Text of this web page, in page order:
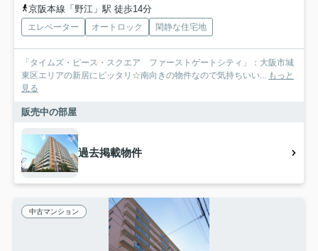
京阪本線「野江」駅 徒歩14分
エレベーター オートロック 閑静な住宅地
「タイムズ・ピース・スクエア ファーストゲートシティ」：大阪市城
東区エリアの新居にピッタリ☆南向きの物件なので気持ちいい... もっと
見る
販売中の部屋
過去掲載物件
中古マンション